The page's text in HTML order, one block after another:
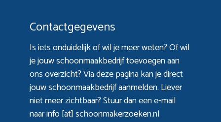
Contactgegevens
Is iets onduidelijk of wil je meer weten? Of wil
je jouw schoonmaakbedrijf toevoegen aan
ons overzicht? Viadeze paginakan je direct
jouw schoonmaakbedrijf aanmelden. Liever
niet meer zichtbaar? Stuur dan een e-mail
naar info [at] schoonmakerzoeken.nl